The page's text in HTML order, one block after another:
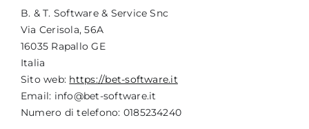
B. & T. Software & Service Snc
Via Cerisola, 56A
16035 Rapallo GE
Italia
Sito web: https://bet-software.it
Email: info@bet-software.it
Numero di telefono: 0185234240